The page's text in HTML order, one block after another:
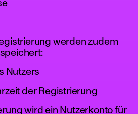
werden zudem
Nutzers
der Registrierung
wird ein Nutzerkonto für